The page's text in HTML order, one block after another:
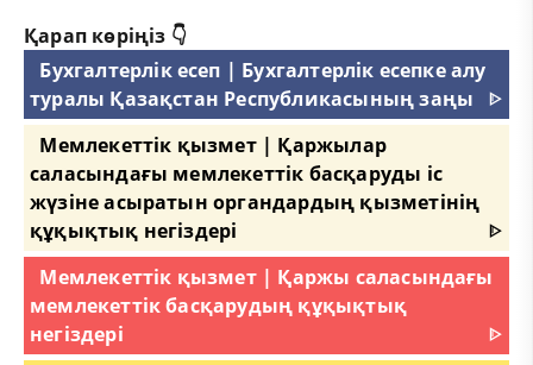
Қарап көріңіз 👇
Бухгалтерлік есеп | Бухгалтерлік есепке алу
туралы Қазақстан Республикасының заңы
ᐈ
Мемлекеттік қызмет | Қаржылар
саласындағы мемлекеттік басқаруды іс
жүзіне асыратын органдардың қызметінің
құқықтық негіздері
ᐈ
Мемлекеттік қызмет | Қаржы саласындағы
мемлекеттік басқарудың құқықтық
негіздері
ᐈ